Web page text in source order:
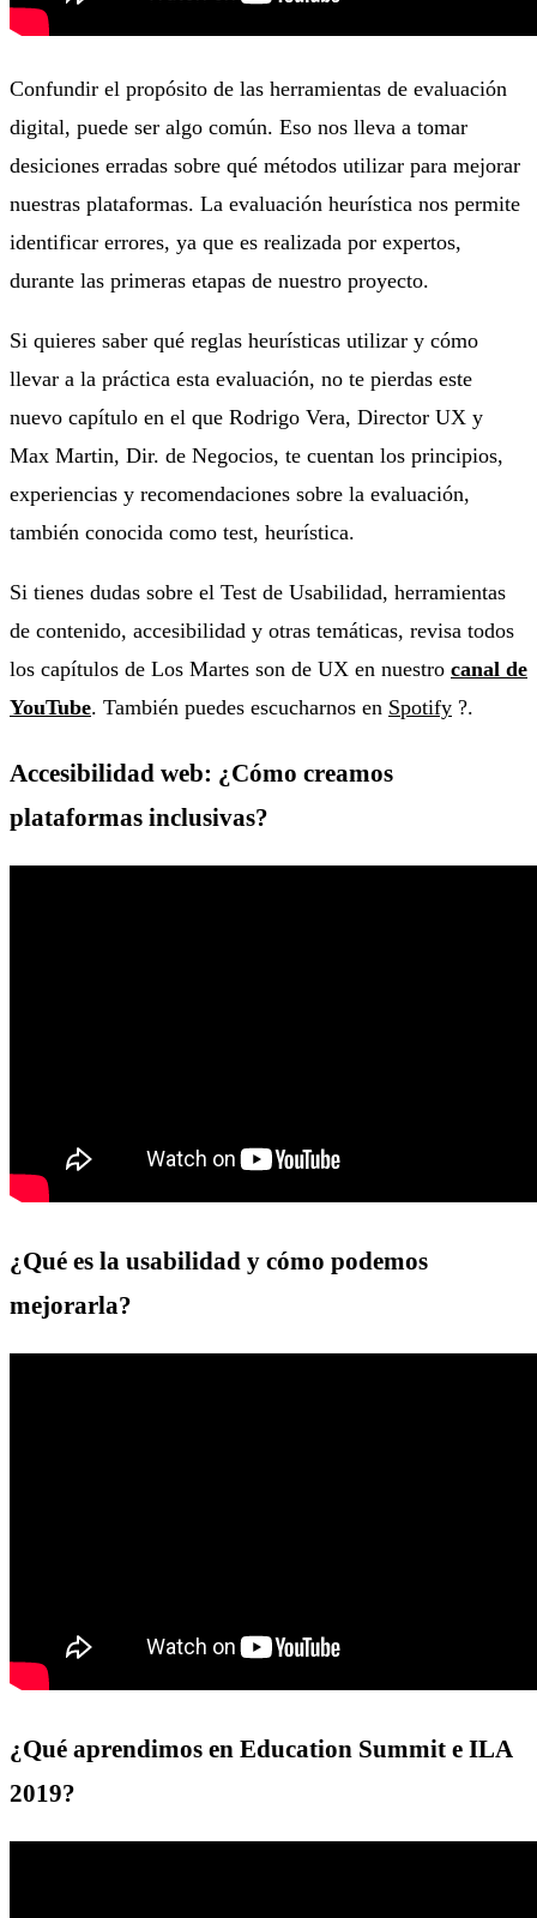
Confundir el propósito de las herramientas de evaluación
digital, puede ser algo común. Eso nos lleva a tomar
desiciones erradas sobre qué métodos utilizar para mejorar
nuestras plataformas. La evaluación heurística nos permite
identificar errores, ya que es realizada por expertos,
durante las primeras etapas de nuestro proyecto.
Si quieres saber qué reglas heurísticas utilizar y cómo
llevar a la práctica esta evaluación, no te pierdas este
nuevo capítulo en el que Rodrigo Vera, Director UX y
Max Martin, Dir. de Negocios, te cuentan los principios,
experiencias y recomendaciones sobre la evaluación,
también conocida como test, heurística.
Si tienes dudas sobre el Test de Usabilidad, herramientas
de contenido, accesibilidad y otras temáticas, revisa todos
los capítulos de Los Martes son de UX en nuestro canal de
YouTube. También puedes escucharnos en Spotify ?.
Accesibilidad web: ¿Cómo creamos
plataformas inclusivas?
¿Qué es la usabilidad y cómo podemos
mejorarla?
¿Qué aprendimos en Education Summit e ILA
2019?